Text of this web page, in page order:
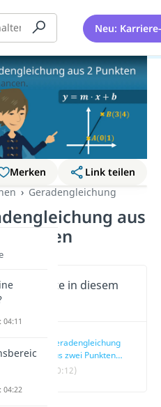
Neu:
Merken
Link teilen
Geradengleichung
aus
Punkten
Inhalte in diesem
Geradengleichung
aus zwei Punkten
einfach erklärt
(00:12)
04:22